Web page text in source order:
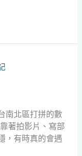
南北區打拼的數
著拍影片、寫部
，有時真的會遇